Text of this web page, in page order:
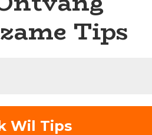
Tips